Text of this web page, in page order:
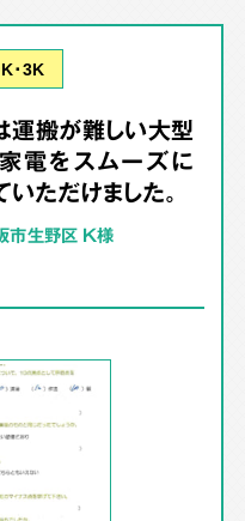
･3K
運搬が難しい大型
電をスムーズに
いただけました。
市生野区 K様